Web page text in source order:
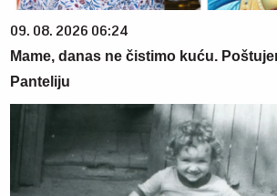
09. 08. 2026 06:24
Mame, danas ne čistimo kuću.
Panteliju